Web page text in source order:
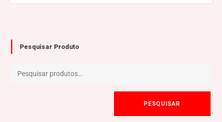
Pesquisar Produto
PESQUISAR